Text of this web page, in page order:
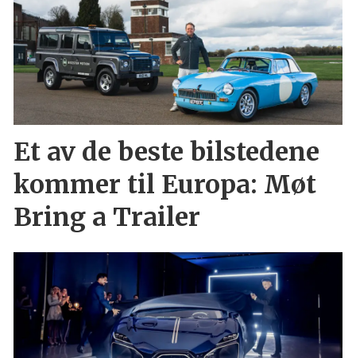
Et av de beste bilstedene
kommer til Europa: Møt
Bring a Trailer